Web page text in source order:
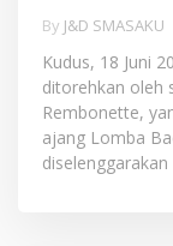
By J&D SMASAKU
Kudus, 18 Juni
ditorehkan oleh
Rembonette,
ajang Lomba
diselenggarakan